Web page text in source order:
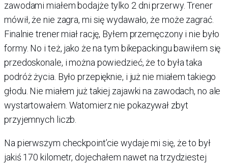
zawodami miałem bodajże tylko 2 dni przerwy. Trener
mówił, że nie zagra, mi się wydawało, że może zagrać.
Finalnie trener miał rację, Byłem przemęczony i nie było
formy. No i też, jako że na tym bikepackingu bawiłem się
przedoskonale, i można powiedzieć, że to była taka
podróż życia. Było przepięknie, i już nie miałem takiego
głodu. Nie miałem już takiej zajawki na zawodach, no ale
wystartowałem. Watomierz nie pokazywał zbyt
przyjemnych liczb.
Na pierwszym checkpoint’cie wydaje mi się, że to był
jakiś 170 kilometr, dojechałem nawet na trzydziestej